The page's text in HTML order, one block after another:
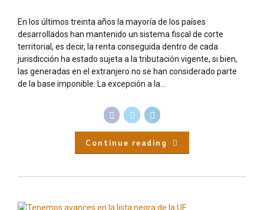
En los últimos treinta años la mayoría de los países
desarrollados han mantenido un sistema fiscal de corte
territorial, es decir, la renta conseguida dentro de cada
jurisdicción ha estado sujeta a la tributación vigente, si bien,
las generadas en el extranjero no se han considerado parte
de la base imponible. La excepción a la...
Continue reading